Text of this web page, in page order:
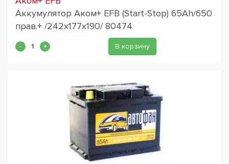
Аккумулятор Аком+ EFB (Start-Stop) 65Ah/650
прав.+ /242x177x190/ 80474
В корзину